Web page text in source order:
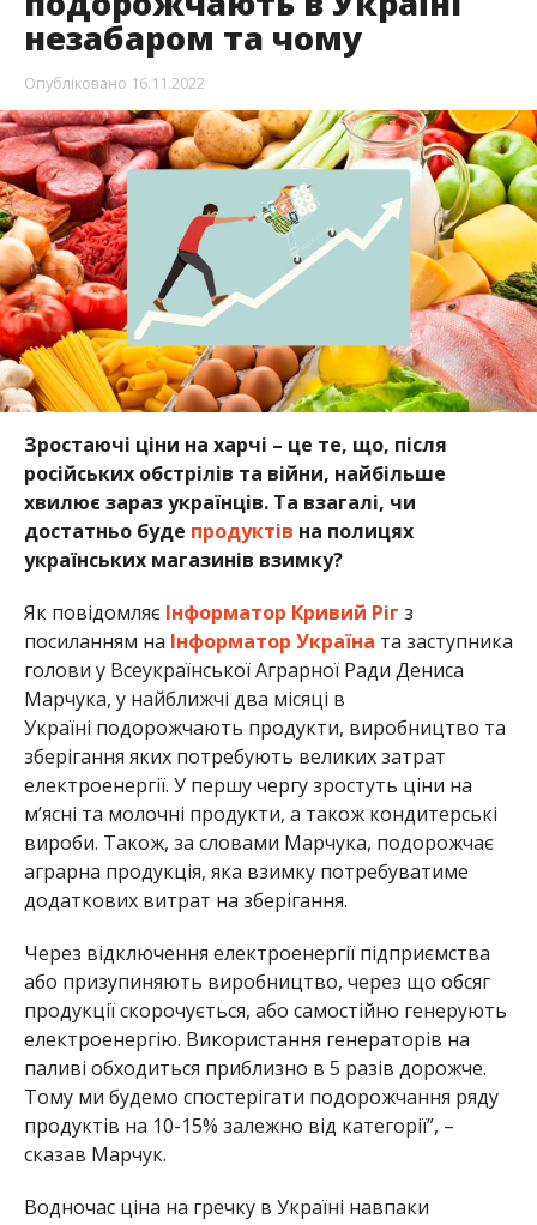
незабаром та чому
Опубліковано 16.11.2022
Зростаючі ціни на харчі – це те, що, після
російських обстрілів та війни, найбільше
хвилює зараз українців. Та взагалі, чи
достатньо буде продуктів на полицях
українських магазинів взимку?
Як повідомляє Інформатор Кривий Ріг з
посиланням на Інформатор Україна та заступника
голови у Всеукраїнської Аграрної Ради Дениса
Марчука, у найближчі два місяці в
Україні подорожчають продукти, виробництво та
зберігання яких потребують великих затрат
електроенергії. У першу чергу зростуть ціни на
мʼясні та молочні продукти, а також кондитерські
вироби. Також, за словами Марчука, подорожчає
аграрна продукція, яка взимку потребуватиме
додаткових витрат на зберігання.
Через відключення електроенергії підприємства
або призупиняють виробництво, через що обсяг
продукції скорочується, або самостійно генерують
електроенергію. Використання генераторів на
паливі обходиться приблизно в 5 разів дорожче.
Тому ми будемо спостерігати подорожчання ряду
продуктів на 10-15% залежно від категорії”, –
сказав Марчук.
Водночас ціна на гречку в Україні навпаки